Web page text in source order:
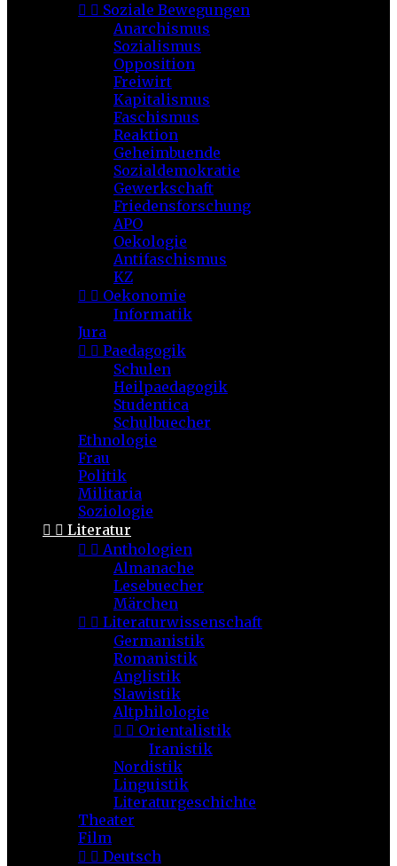
  Soziale Bewegungen
Anarchismus
Sozialismus
Opposition
Freiwirt
Kapitalismus
Faschismus
Reaktion
Geheimbuende
Sozialdemokratie
Gewerkschaft
Friedensforschung
APO
Oekologie
Antifaschismus
KZ
  Oekonomie
Informatik
Jura
  Paedagogik
Schulen
Heilpaedagogik
Studentica
Schulbuecher
Ethnologie
Frau
Politik
Militaria
Soziologie
  Literatur
  Anthologien
Almanache
Lesebuecher
Märchen
  Literaturwissenschaft
Germanistik
Romanistik
Anglistik
Slawistik
Altphilologie
  Orientalistik
Iranistik
Nordistik
Linguistik
Literaturgeschichte
Theater
Film
  Deutsch